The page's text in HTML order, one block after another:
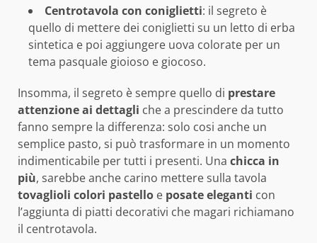
Centrotavola con coniglietti: il segreto è
quello di mettere dei coniglietti su un letto di erba
sintetica e poi aggiungere uova colorate per un
tema pasquale gioioso e giocoso.
Insomma, il segreto è sempre quello di prestare
attenzione ai dettagli che a prescindere da tutto
fanno sempre la differenza: solo cosi anche un
semplice pasto, si può trasformare in un momento
indimenticabile per tutti i presenti. Una chicca in
più, sarebbe anche carino mettere sulla tavola
tovaglioli colori pastello e posate eleganti con
l’aggiunta di piatti decorativi che magari richiamano
il centrotavola.